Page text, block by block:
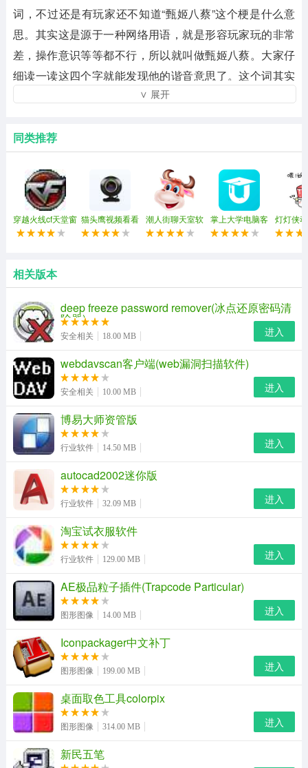
词，不过还是有玩家还不知道“甄姬八蔡”这个梗是什么意
思。其实这是源于一种网络用语，就是形容玩家玩的非常
差，操作意识等等都不行，所以就叫做甄姬八蔡。大家仔
细读一读这四个字就能发现他的谐音意思了。这个词其实
还配了一张图，就是一个甄姬对应八个蔡文姬，这也是王
姬新增了不少的表情包。
表情包预览
∨ 展开
同类推荐
穿越火线cf天堂窗
口化(穿越火线窗
猫头鹰视频看看
(强制视频聊天)
潮人街聊天室软
件
掌上大学电脑客
户端
灯灯侠
包
相关版本
deep freeze password remover(冰点还原密码清
除器)
安全相关 18.00 MB 进入
webdavscan客户端(web漏洞扫描软件)
安全相关 10.00 MB 进入
博易大师资管版
行业软件 14.50 MB 进入
autocad2002迷你版
行业软件 32.09 MB 进入
淘宝试衣服软件
行业软件 129.00 MB 进入
AE极品粒子插件(Trapcode Particular)
图形图像 14.00 MB 进入
Iconpackager中文补丁
图形图像 199.00 MB 进入
桌面取色工具colorpix
图形图像 314.00 MB 进入
新民五笔